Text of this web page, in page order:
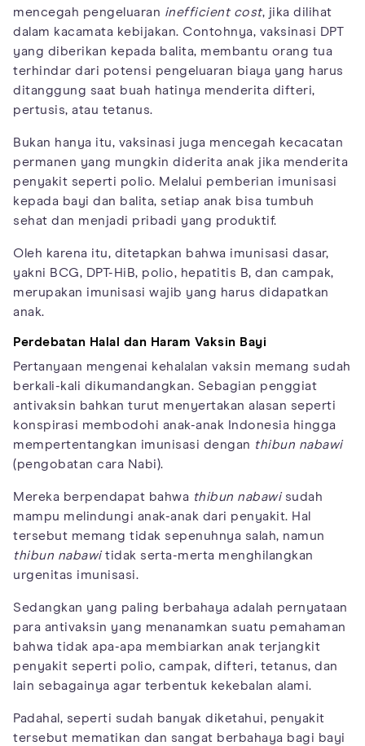
mencegah pengeluaran inefficient cost, jika dilihat
dalam kacamata kebijakan. Contohnya, vaksinasi DPT
yang diberikan kepada balita, membantu orang tua
terhindar dari potensi pengeluaran biaya yang harus
ditanggung saat buah hatinya menderita difteri,
pertusis, atau tetanus.
Bukan hanya itu, vaksinasi juga mencegah kecacatan
permanen yang mungkin diderita anak jika menderita
penyakit seperti polio. Melalui pemberian imunisasi
kepada bayi dan balita, setiap anak bisa tumbuh
sehat dan menjadi pribadi yang produktif.
Oleh karena itu, ditetapkan bahwa imunisasi dasar,
yakni BCG, DPT-HiB, polio, hepatitis B, dan campak,
merupakan imunisasi wajib yang harus didapatkan
anak.
Perdebatan Halal dan Haram Vaksin Bayi
Pertanyaan mengenai kehalalan vaksin memang sudah
berkali-kali dikumandangkan. Sebagian penggiat
antivaksin bahkan turut menyertakan alasan seperti
konspirasi membodohi anak-anak Indonesia hingga
mempertentangkan imunisasi dengan thibun nabawi
(pengobatan cara Nabi).
Mereka berpendapat bahwa thibun nabawisudah
mampu melindungi anak-anak dari penyakit. Hal
tersebut memang tidak sepenuhnya salah, namun
thibun nabawitidak serta-merta menghilangkan
urgenitas imunisasi.
Sedangkan yang paling berbahaya adalah pernyataan
para antivaksin yang menanamkan suatu pemahaman
bahwa tidak apa-apa membiarkan anak terjangkit
penyakit seperti polio, campak, difteri, tetanus, dan
lain sebagainya agar terbentuk kekebalan alami.
Padahal, seperti sudah banyak diketahui, penyakit
tersebut mematikan dan sangat berbahaya bagi bayi